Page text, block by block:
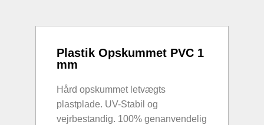
Plastik Opskummet PVC 1
mm
Hård opskummet letvægts
plastplade. UV-Stabil og
vejrbestandig. 100% genanvendelig